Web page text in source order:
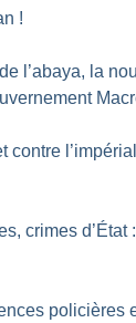
!
l’abaya, la
contre
crimes
policières